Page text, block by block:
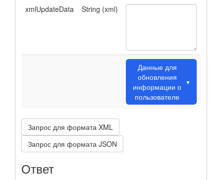
xmlUpdateData
String (xml)
Данные для
обновления
информации о
пользователе
▼
Запрос для формата XML
Запрос для формата JSON
Ответ